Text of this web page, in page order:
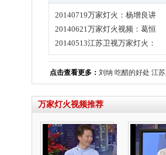
20140719万家灯火：杨增良讲
20140621万家灯火视频：葛恒
20140513江苏卫视万家灯火：
点击查看更多： 刘纳 吃醋的好处 江
万家灯火视频推荐